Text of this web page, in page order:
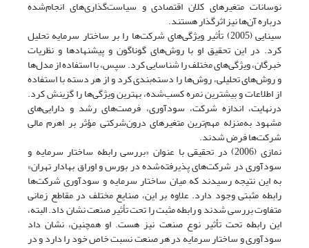
نوسانات متغیرهای کلان اقتصادی و سیاست‌گذاری‌های انجام‌شده
درباره آن‌ها نیز اثرگذار هستند.
سینایی (2005) تأثیر ویژگی‌های شرکت‌ها را بر ساختار سرمایه تحلیل
کرد. در این تحقیق او با روش‌های گوناگون و پیشنهادها و نظریات
خبرگان، ویژگی‌های مختلف را شناسایی کرد. سپس، با استفاده از مدل‌ها
و روش‌های تحلیلی، روش‌ها را دسته‌بندی کرد و از هر دسته با استفاده
از اطلاعات و بیشترین نمره کسب‌شده، بهترین ویژگی‌ها را گزینش کرد.
درنهایت، اندازه شرکت، سودآوری، فرصت‌های رشد و دارایی‌های
مشهود به‌منزله مهم‌ترین متغیرهای درون‌شرکتی مؤثر بر اهرم مالی
شرکت‌ها فرض شدند.
نمازی (2006) در تحقیقی با عنوان «بررسی رابطه ساختار سرمایه و
سودآوری در شرکت‌های پذیرفته‌شده در بورس و اوراق بهادار تهران»
به این نتیجه رسیدند که میان ساختار سرمایه و سودآوری شرکت‌ها
رابطه مثبتی وجود دارد. علاوه بر این، صنایع مختلف در مقاطع زمانی
متفاوت بررسی شدند و رابطه مثبت را تحت تأثیر صنعت نشان داد. البته،
این رابطه تحت تأثیر نوع صنعت نیز هست. او همچنین، نشان داد
سودآوری و ساختار سرمایه در هر صنعت نسبت خاص خود را دارد و در